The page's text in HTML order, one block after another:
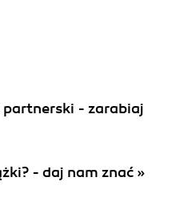
partnerski - zarabiaj
- daj nam znać »